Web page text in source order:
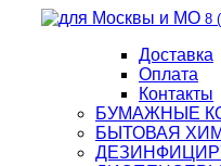
8
Доставка
Оплата
Контакты
БУМАЖНЫЕ
БЫТОВАЯ